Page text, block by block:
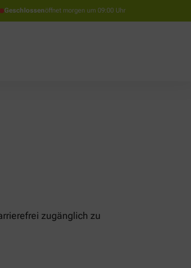
Geschlossenöffnet morgen um 09:00 Uhr
zugänglich zu